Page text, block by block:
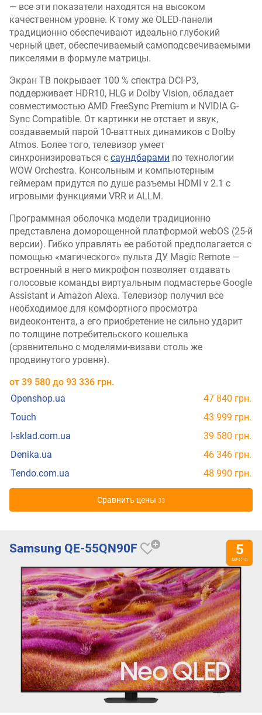
— все эти показатели находятся на высоком
качественном уровне. К тому же OLED-панели
традиционно обеспечивают идеально глубокий
черный цвет, обеспечиваемый самоподсвечиваемыми
пикселями в формуле матрицы.
Экран ТВ покрывает 100 % спектра DCI-P3,
поддерживает HDR10, HLG и Dolby Vision, обладает
совместимостью AMD FreeSync Premium и NVIDIA G-
Sync Compatible. От картинки не отстает и звук,
создаваемый парой 10-ваттных динамиков с Dolby
Atmos. Более того, телевизор умеет
синхронизироваться с саундбарами по технологии
WOW Orchestra. Консольным и компьютерным
геймерам придутся по душе разъемы HDMI v 2.1 с
игровыми функциями VRR и ALLM.
Программная оболочка модели традиционно
представлена доморощенной платформой webOS (25-й
версии). Гибко управлять ее работой предполагается с
помощью «магического» пульта ДУ Magic Remote —
встроенный в него микрофон позволяет отдавать
голосовые команды виртуальным подмастерье Google
Assistant и Amazon Alexa. Телевизор получил все
необходимое для комфортного просмотра
видеоконтента, а его приобретение не сильно ударит
по толщине потребительского кошелька
(сравнительно с моделями-визави столь же
продвинутого уровня).
от 39 580 до 93 336 грн.
Openshop.ua
47 840 грн.
Touch
43 999 грн.
I-sklad.com.ua
39 580 грн.
Denika.ua
46 346 грн.
Tendo.com.ua
48 990 грн.
Cравнить цены 33
Samsung QE-55QN90F